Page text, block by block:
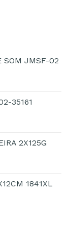
SOM JMSF-02
35161
2X125G
1841XL